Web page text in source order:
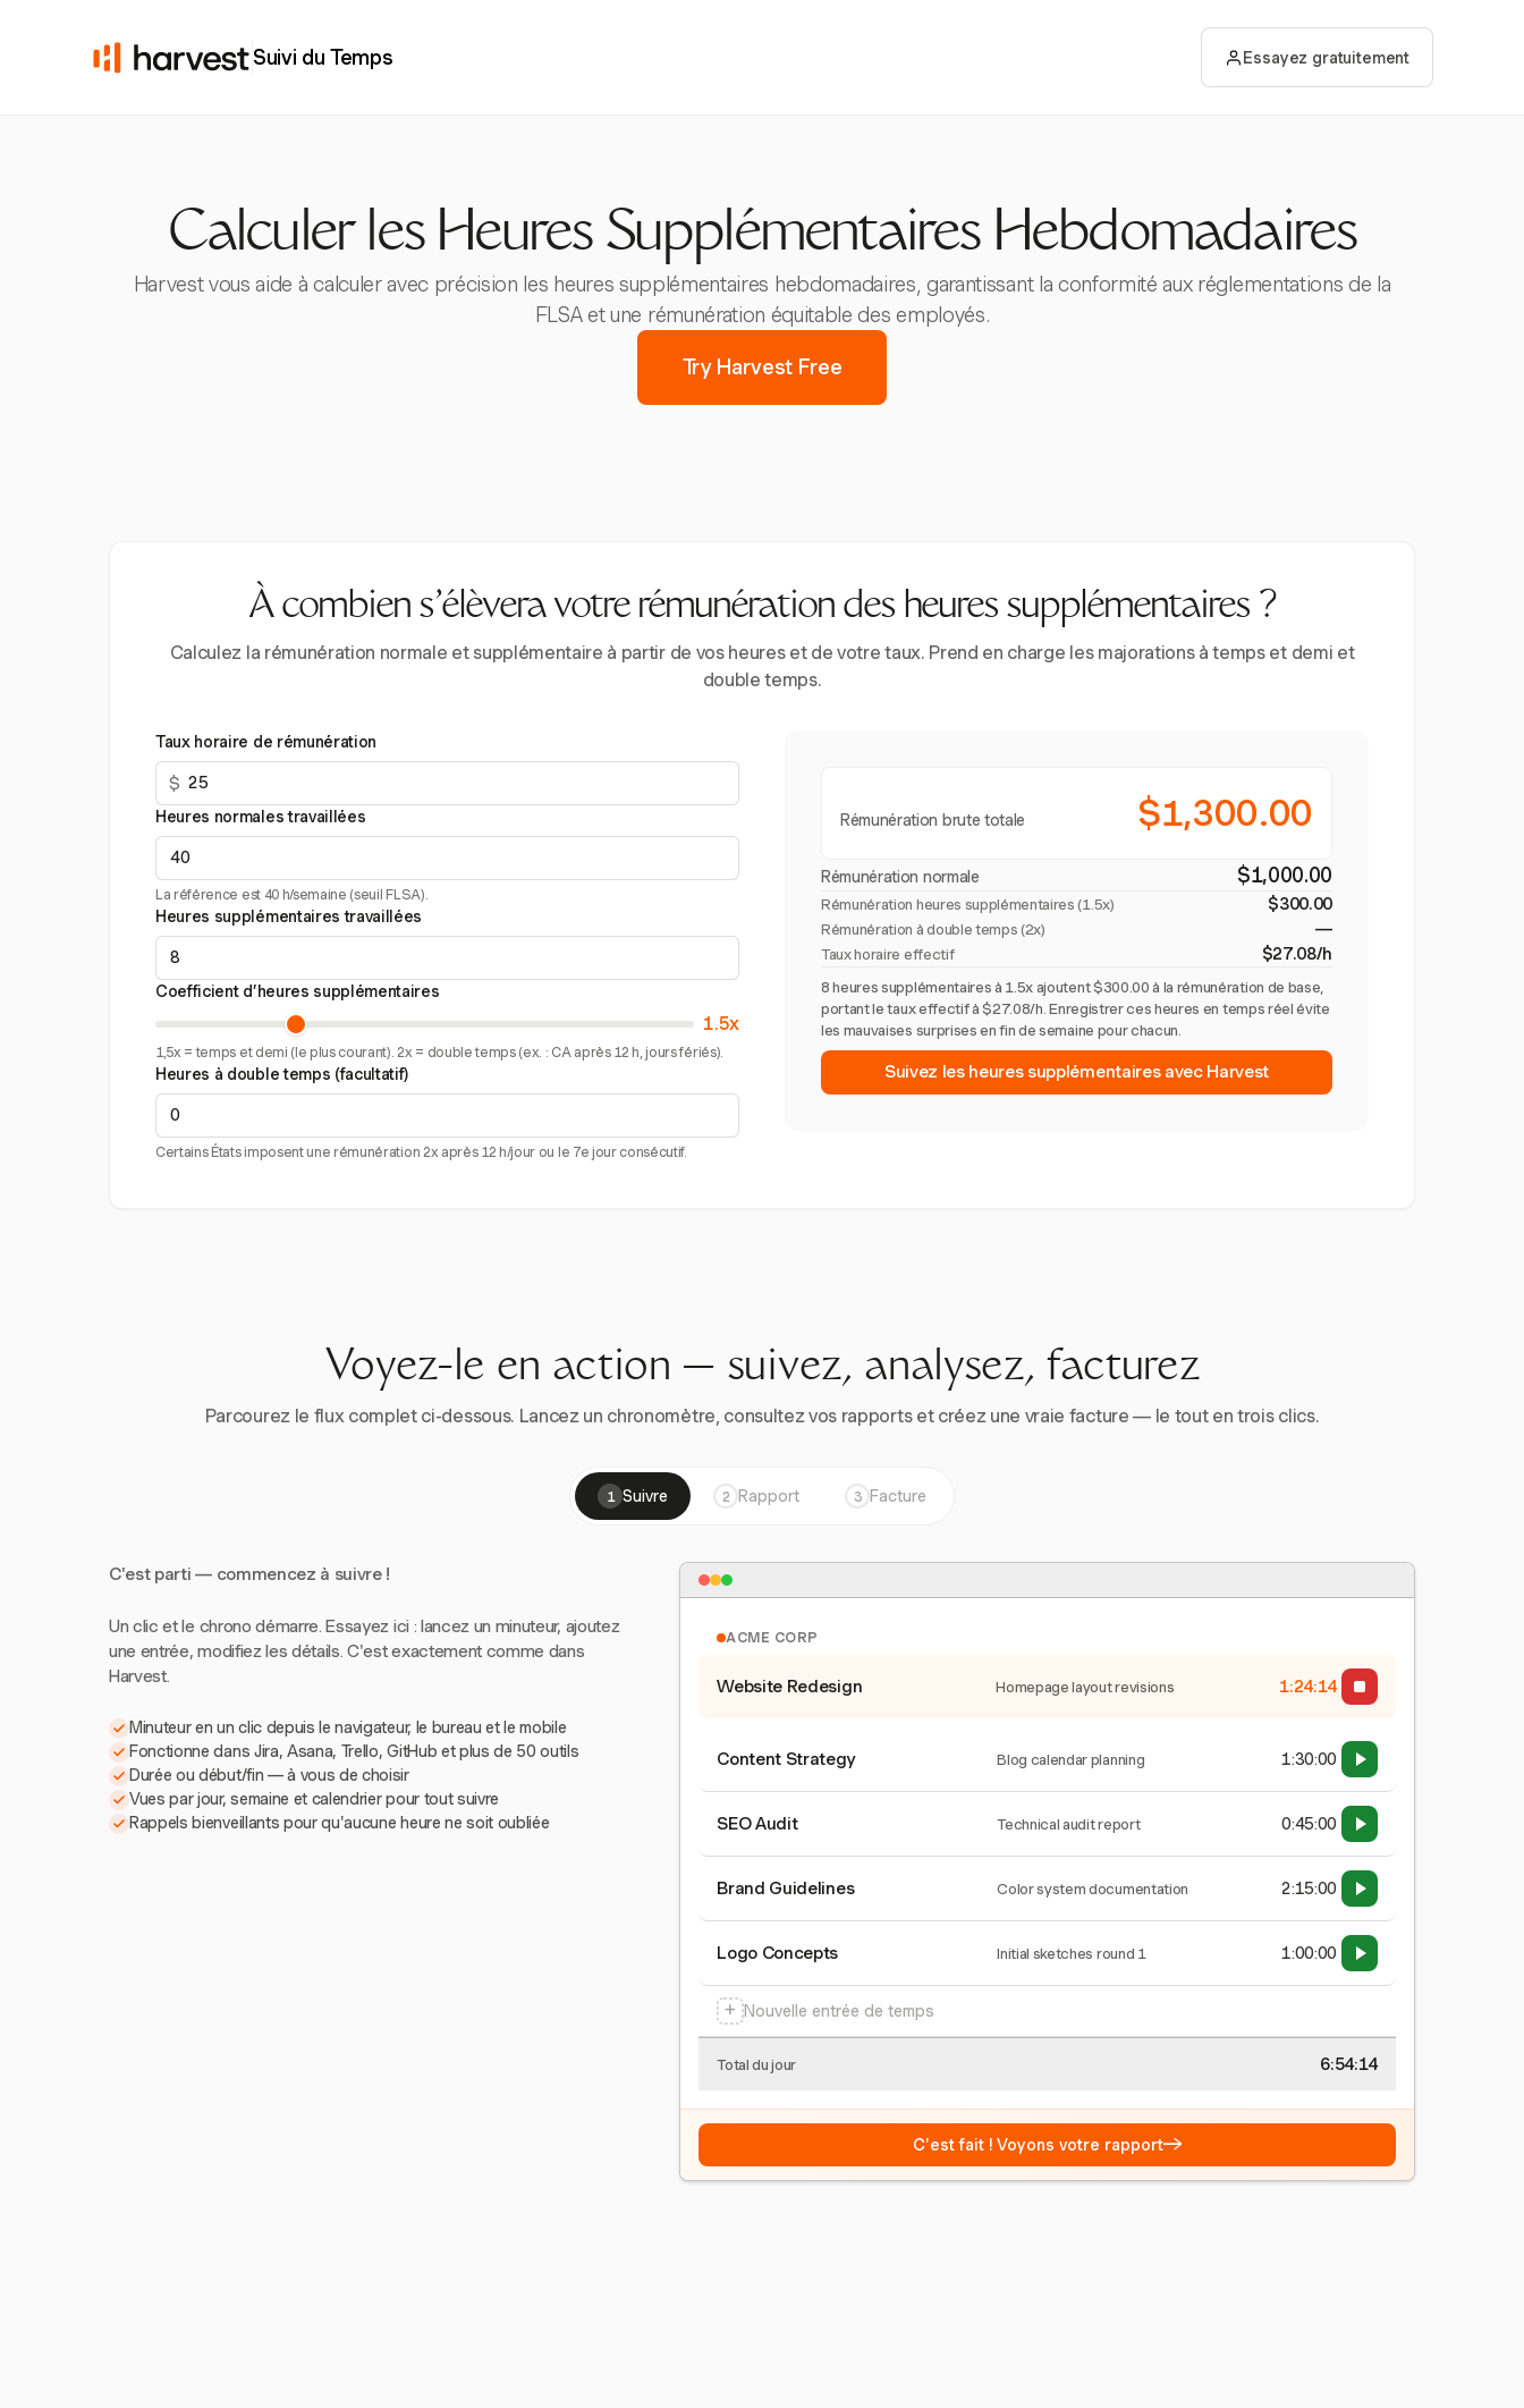
Suivi du Temps Essayez gratuitement
Calculer les Heures Supplémentaires Hebdomadaires
Harvest vous aide à calculer avec précision les heures supplémentaires hebdomadaires, garantissant la conformité aux réglementations de la
FLSA et une rémunération équitable des employés.
Try Harvest Free
À combien s’élèvera votre rémunération des heures supplémentaires ?
Calculez la rémunération normale et supplémentaire à partir de vos heures et de votre taux. Prend en charge les majorations à temps et demi et
double temps.
Taux horaire de rémunération
$
Heures normales travaillées
La référence est 40 h/semaine (seuil FLSA).
Heures supplémentaires travaillées
Coefficient d’heures supplémentaires
1.5x
1,5x = temps et demi (le plus courant). 2x = double temps (ex. : CA après 12 h, jours fériés).
Heures à double temps (facultatif)
Certains États imposent une rémunération 2x après 12 h/jour ou le 7e jour consécutif.
Rémunération brute totale $1,300.00
Rémunération normale $1,000.00
Rémunération heures supplémentaires (1.5x) $300.00
Rémunération à double temps (2x) —
Taux horaire effectif $27.08/h
8 heures supplémentaires à 1.5x ajoutent $300.00 à la rémunération de base,
portant le taux effectif à $27.08/h. Enregistrer ces heures en temps réel évite
les mauvaises surprises en fin de semaine pour chacun.
Suivez les heures supplémentaires avec Harvest
Voyez-le en action — suivez, analysez, facturez
Parcourez le flux complet ci-dessous. Lancez un chronomètre, consultez vos rapports et créez une vraie facture — le tout en trois clics.
1 Suivre 2 Rapport 3 Facture
C'est parti — commencez à suivre !
Un clic et le chrono démarre. Essayez ici : lancez un minuteur, ajoutez
une entrée, modifiez les détails. C'est exactement comme dans
Harvest.
Minuteur en un clic depuis le navigateur, le bureau et le mobile
Fonctionne dans Jira, Asana, Trello, GitHub et plus de 50 outils
Durée ou début/fin — à vous de choisir
Vues par jour, semaine et calendrier pour tout suivre
Rappels bienveillants pour qu'aucune heure ne soit oubliée
ACME CORP
Website Redesign Homepage layout revisions 1:24:15
Content Strategy Blog calendar planning 1:30:00
SEO Audit Technical audit report 0:45:00
Brand Guidelines Color system documentation 2:15:00
Logo Concepts Initial sketches round 1 1:00:00
+ Nouvelle entrée de temps
Total du jour 6:54:15
C'est fait ! Voyons votre rapport→